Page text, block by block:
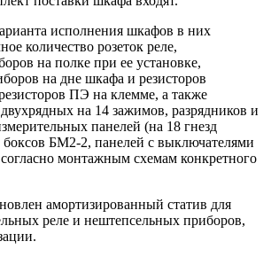
исполнения шкафов в них
количество розеток реле,
на полке при ее установке,
на дне шкафа и резисторов
ПЭ на клемме, а также
на 14 зажимов, разрядников и
панелей (на 18 гнезд
боксов БМ2-2, панелей с выключателями
монтажным схемам конкретного
амортизированный статив для
реле и нештепсельных приборов,